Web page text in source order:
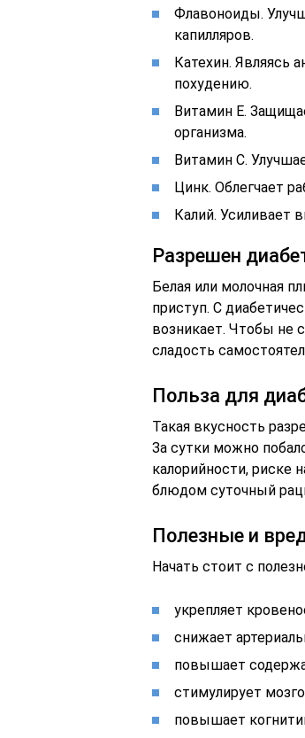
Флавоноиды.
капилляров.
Катехин. Являясь
похудению.
Витамин Е.
организма.
Витамин С.
Цинк. Облегчает
Калий. Усиливает
Разрешен
Белая или молочная
приступ. С
возникает. Чтобы не
сладость
Польза для
Такая вкусность
За сутки можно
калорийности, риске
блюдом суточный
Полезные и
Начать стоит с
укрепляет
снижает
повышает
стимулирует
повышает